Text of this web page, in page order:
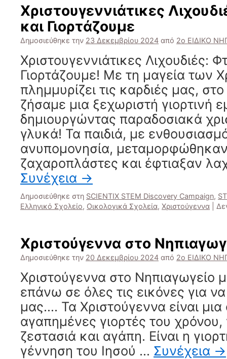
Χριστουγεννιάτικες
και Γιορτάζουμε
Δημοσιεύθηκε την 23 Δεκεμβρίου 2024 από 2ο ΕΙΔΙΚΟ
Χριστουγεννιάτικες Λιχουδιές:
Γιορτάζουμε! Με τη μαγεία των
πλημμυρίζει τις καρδιές μας,
ζήσαμε μια ξεχωριστή γιορτινή
δημιουργώντας παραδοσιακά
γλυκά! Τα παιδιά, με
ανυπομονησία,
ζαχαροπλάστες και έφτιαξαν
Συνέχεια →
Δημοσιεύθηκε στη SCIENTIX STEM Discovery Campaign,
Ελληνικό Σχολείο, Οικολογικά Σχολεία, Χριστούγεννα
Χριστούγεννα στο
Δημοσιεύθηκε την 20 Δεκεμβρίου 2024 από 2ο ΕΙΔΙΚΟ
Χριστούγεννα στο Νηπιαγωγείο
επάνω σε όλες τις εικόνες για
μας…. Τα Χριστούγεννα είναι μια
αγαπημένες γιορτές του
ζεστασιά και αγάπη. Είναι η
γέννηση του Ιησού … Συνέχεια →